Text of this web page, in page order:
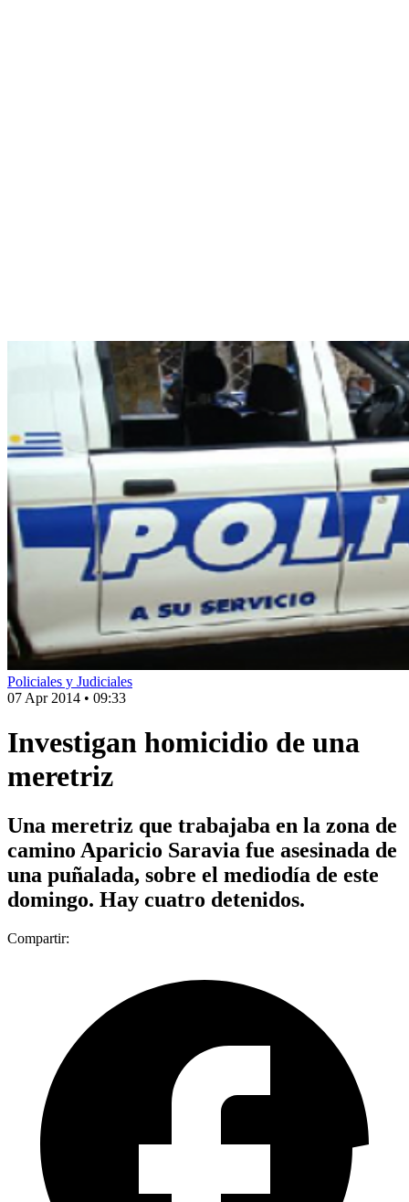
Policiales y Judiciales
07 Apr 2014 • 09:33
Investigan homicidio de una
meretriz
Una meretriz que trabajaba en la zona de
camino Aparicio Saravia fue asesinada de
una puñalada, sobre el mediodía de este
domingo. Hay cuatro detenidos.
Compartir: